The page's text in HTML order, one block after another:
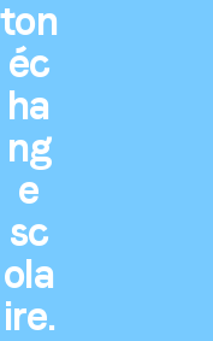
ton
éc
ha
ng
e
sc
ola
ire.